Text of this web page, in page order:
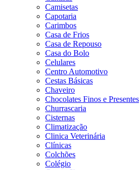
Camisetas
Capotaria
Carimbos
Casa de Frios
Casa de Repouso
Casa do Bolo
Celulares
Centro Automotivo
Cestas Básicas
Chaveiro
Chocolates Finos e Presentes
Churrascaria
Cisternas
Climatização
Clinica Veterinária
Clínicas
Colchões
Colégio